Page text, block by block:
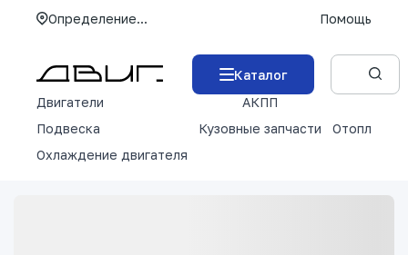
Определение... Помощь
Каталог
Двигатели
АКПП
Подвеска
Кузовные запчасти
Отопление
Охлаждение двигателя